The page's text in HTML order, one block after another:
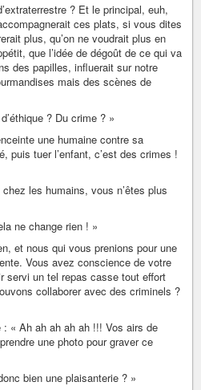
? Et le principal, euh,
ces plats, si vous dites
plus, qu’on ne voudrait plus en
que l’idée de dégoût de ce qui va
des papilles, influerait sur notre
mais des scènes de
? Du crime ? »
une humaine contre sa
puis tuer l’enfant, c’est des crimes !
les humains, vous n’êtes plus
ne change rien ! »
et nous qui vous prenions pour une
Vous avez conscience de votre
servi un tel repas casse tout effort
collaborer avec des criminels ?
: « Ah ah ah ah ah !!! Vos airs de
une photo pour graver ce
bien une plaisanterie ? »